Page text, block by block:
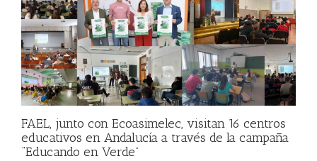
FAEL, junto con Ecoasimelec, visitan 16 centros
educativos en Andalucía a través de la campaña
“Educando en Verde”